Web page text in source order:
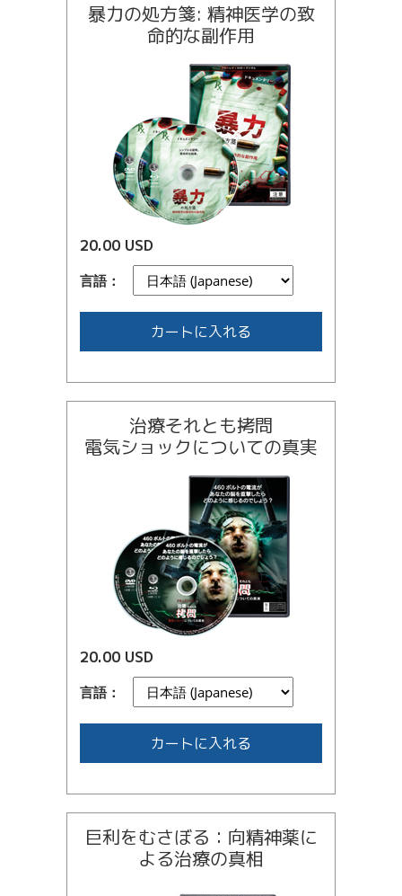
暴力の処方箋: 精神医学の致
命的な副作用
20.00 USD
言語：
カートに入れる
治療それとも拷問
電気ショックについての真実
20.00 USD
言語：
カートに入れる
巨利をむさぼる：向精神薬に
よる治療の真相